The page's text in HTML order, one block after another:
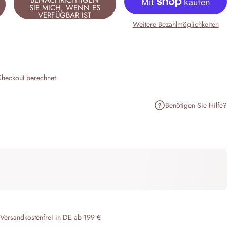
SIE MICH, WENN ES
VERFÜGBAR IST
Weitere Bezahlmöglichkeiten
berechnet.
Benötigen Sie Hilfe?
in DE ab 199 €